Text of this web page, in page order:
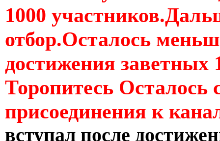
1000
отбор.Осталось
достижения заветных
Торопитесь Осталось
присоединения к
вступал после